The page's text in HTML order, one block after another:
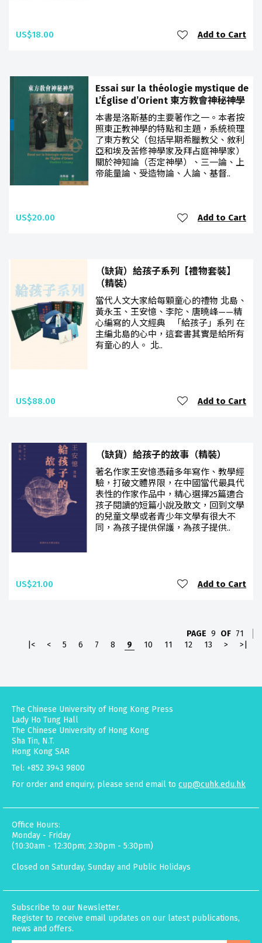
US$18.00 Add to Cart
Essai sur la théologie mystique de
L’Église d’Orient 東方教會神秘神學
本書是洛斯基的主要著作之一。本者按
照東正教神學的特點和主題，系統梳理
了東方教父（包括早期希臘教父、敘利
亞和埃及苦修神學家及拜占庭神學家）
關於神知論（否定神學）、三一論、上
帝能量論、受造物論、人論、基督..
US$20.00 Add to Cart
（缺貨）給孩子系列【禮物套裝】
（精裝）
當代人文大家給每顆童心的禮物 北島、
黃永玉、王安憶、李陀、唐曉峰——精
心編寫的人文經典 「給孩子」系列 在
主編北島的心中，這套書其實是給所有
有童心的人。 北..
US$88.00 Add to Cart
（缺貨）給孩子的故事（精裝）
著名作家王安憶憑藉多年寫作、教學經
驗，打破文體界限，在中國當代最具代
表性的作家作品中，精心選擇25篇適合
孩子閱讀的短篇小說及散文，回到文學
的兒童文學或者青少年文學有很大不
同，為孩子提供保護，為孩子提供..
US$21.00 Add to Cart
PAGE 9 OF 71
|<
< 5 6 7 8 9 10 11 12 13 > >|
The Chinese University of Hong Kong Press
Lady Ho Tung Hall
The Chinese University of Hong Kong
Sha Tin, N.T.
Hong Kong SAR
Tel: +852 3943 9800
For order and enquiry, please send email to cup@cuhk.edu.hk
Office Hours:
Monday - Friday
(10:30am - 12:30pm; 2:30pm - 5:30pm)
Closed on Saturday, Sunday and Public Holidays
Subscribe to our Newsletter.
Register to receive email updates on our latest publications,
news and offers.